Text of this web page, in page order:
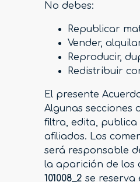
No debes:
Republicar
Vender,
Reproducir,
Redistribuir
El presente
Algunas
filtra, edita, publica
afiliados. Los
será responsable
la aparición de los
101008_2 se reserva